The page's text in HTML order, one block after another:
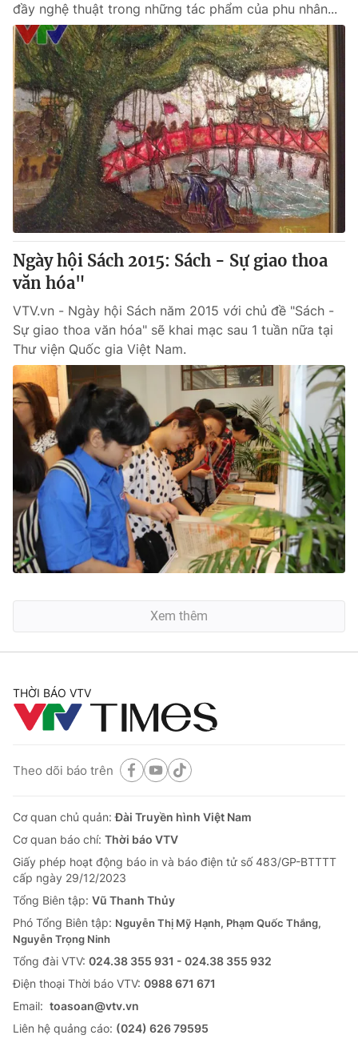
đầy nghệ thuật trong những tác phẩm của phu nhân...
Ngày hội Sách 2015: Sách - Sự giao thoa
văn hóa"
VTV.vn - Ngày hội Sách năm 2015 với chủ đề "Sách -
Sự giao thoa văn hóa" sẽ khai mạc sau 1 tuần nữa tại
Thư viện Quốc gia Việt Nam.
Xem thêm
THỜI BÁO VTV
Theo dõi báo trên
Cơ quan chủ quản:Đài Truyền hình Việt Nam
Cơ quan báo chí: Thời báo VTV
Giấy phép hoạt động báo in và báo điện tử số 483/GP-BTTTT
cấp ngày 29/12/2023
Tổng Biên tập: Vũ Thanh Thủy
Phó Tổng Biên tập: Nguyễn Thị Mỹ Hạnh, Phạm Quốc Thắng,
Nguyễn Trọng Ninh
Tổng đài VTV: 024.38 355 931 - 024.38 355 932
Ðiện thoại Thời báo VTV: 0988 671 671
Email: toasoan@vtv.vn
Liên hệ quảng cáo: (024) 626 79595